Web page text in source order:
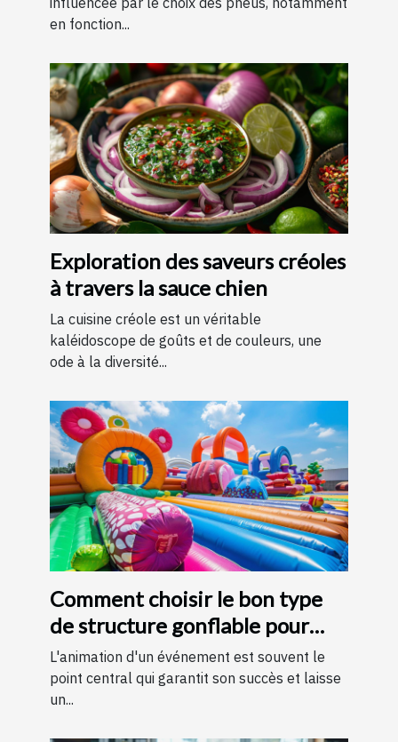
en fonction...
Exploration des saveurs créoles
à travers la sauce chien
La cuisine créole est un véritable
kaléidoscope de goûts et de couleurs, une
ode à la diversité...
Comment choisir le bon type
de structure gonflable pour
votre événement
L'animation d'un événement est souvent le
point central qui garantit son succès et laisse
un...